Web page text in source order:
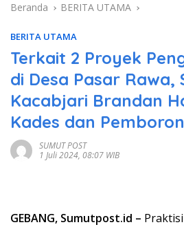
Beranda BERITA UTAMA
BERITA UTAMA
Terkait 2 Proyek
di Desa Pasar Rawa,
Kacabjari Brandan
Kades dan
SUMUT POST
1 Juli 2024, 08:07 WIB
GEBANG, Sumutpost.id –